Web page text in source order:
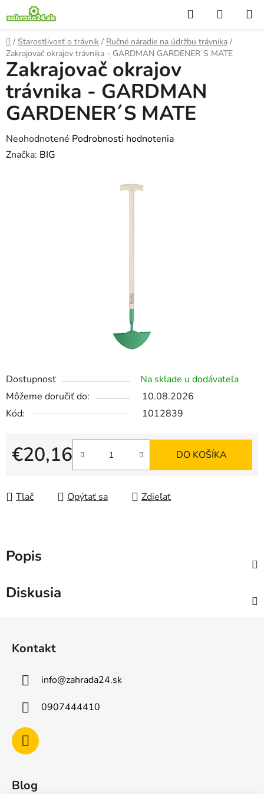
na
obsah
Hľadať
KOŠÍK
Domov
/ Starostlivosť o trávnik / Ručné náradie na údržbu trávnika /
Zakrajovač okrajov trávnika - GARDMAN GARDENER´S MATE
Dostupnosť
Na sklade u dodávateľa
Môžeme doručiť do:
10.08.2026
Kód:
1012839
€20,16
Jednotková cena:
DO KOŠÍKA
Tlač Opýtať sa Zdieľať
Zakrajovač okrajov
trávnika - GARDMAN
GARDENER´S MATE
Priemerné
hodnotenie
Neohodnotené Podrobnosti hodnotenia
Značka: BIG
Popis
Diskusia
Kontakt
info@zahrada24.sk
0907444410
Blog